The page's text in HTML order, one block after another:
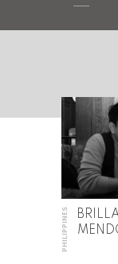
PHILIPPINES